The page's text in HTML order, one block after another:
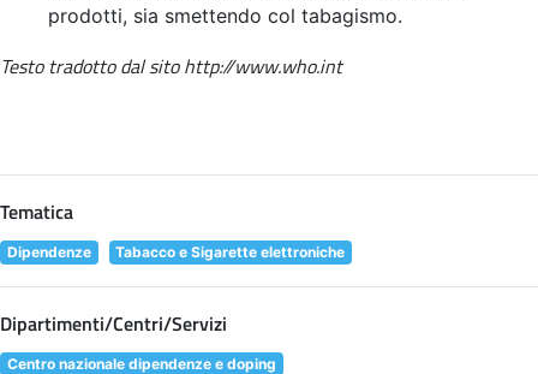
prodotti, sia smettendo col tabagismo.
Testo tradotto dal sito http://www.who.int
Tematica
Dipendenze Tabacco e Sigarette elettroniche
Dipartimenti/Centri/Servizi
Centro nazionale dipendenze e doping